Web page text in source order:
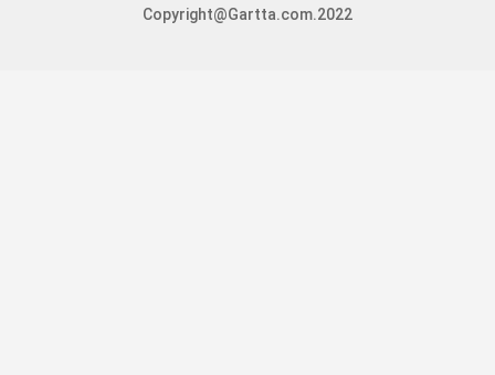
Copyright@Gartta.com.2022